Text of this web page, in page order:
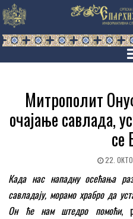
Митрополит
очајање савлада,
се
22.
Када нас нападну осећања
савладају, морамо храбро да
Он ће нам штедро помоћи,